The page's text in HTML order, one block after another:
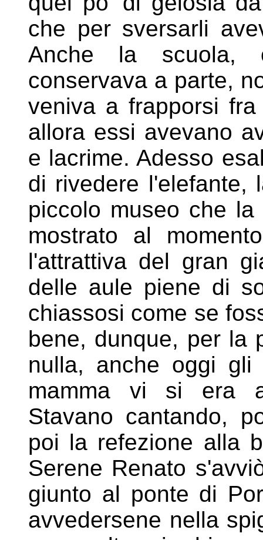
che per sversarli
Anche la scuola,
conservava a parte,
veniva afrapporsi
allora essi avevano
e lacrime. Adesso
di rivedere
piccolo museo che
mostrato al
l'attrattiva del gran
delle aule piene di
chiassosi come se
bene, dunque, per la
nulla, anche oggi
mamma vi si era
Stavano cantando,
poi la refezione alla
Serene Renato
giunto al ponte di
avvedersene nella